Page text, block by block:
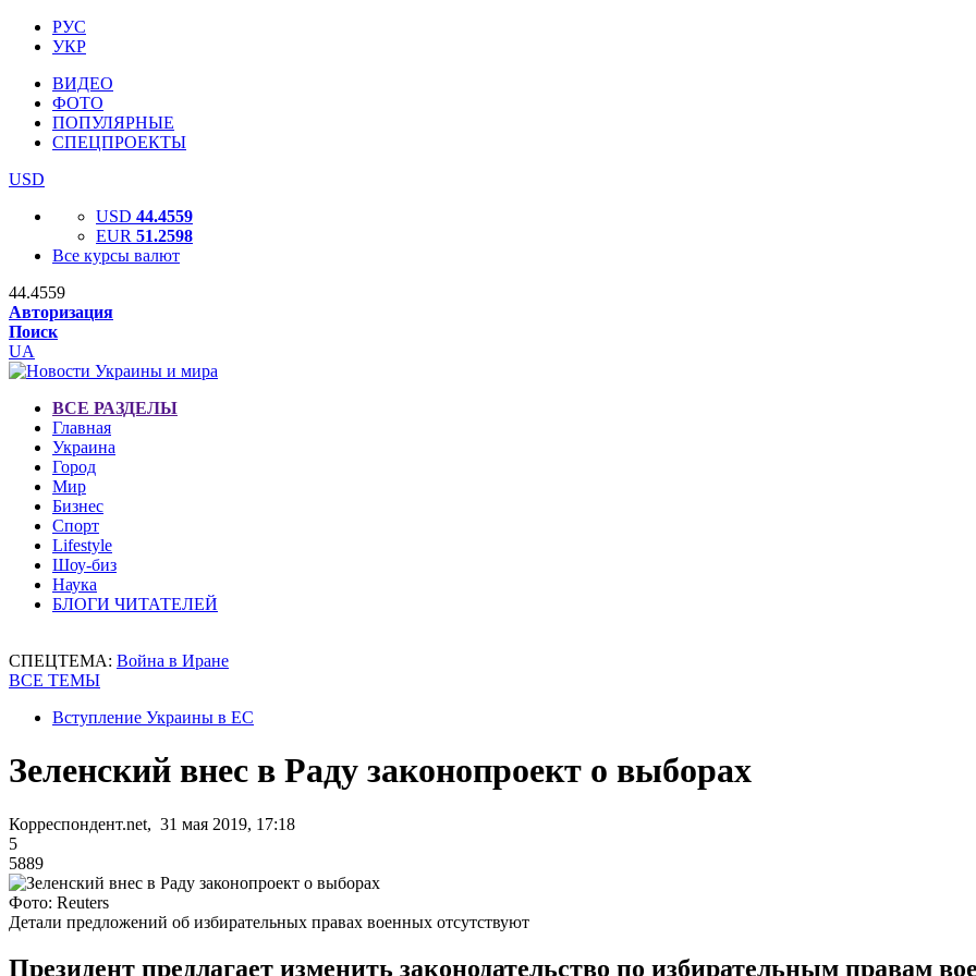
РУС
УКР
ВИДЕО
ФОТО
ПОПУЛЯРНЫЕ
СПЕЦПРОЕКТЫ
USD
USD 44.4559
EUR 51.2598
Все курсы валют
44.4559
Авторизация
Поиск
UA
ВСЕ РАЗДЕЛЫ
Главная
Украина
Город
Мир
Бизнес
Спорт
Lifestyle
Шоу-биз
Наука
БЛОГИ ЧИТАТЕЛЕЙ
СПЕЦТЕМА: Война в Иране
ВСЕ ТЕМЫ
Вступление Украины в ЕС
Зеленский внес в Раду законопроект о выборах
Корреспондент.net, 31 мая 2019, 17:18
5
5889
Фото: Reuters
Детали предложений об избирательных правах военных отсутствуют
Президент предлагает изменить законодательство по избирательным правам